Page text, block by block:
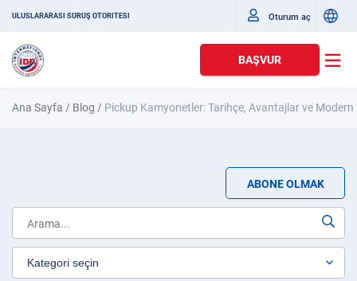
ULUSLARARASI SÜRÜŞ OTORITESI Oturum aç
BAŞVUR
Ana Sayfa / Blog / Pickup Kamyonetler: Tarihçe, Avantajlar ve Modern
ABONE OLMAK